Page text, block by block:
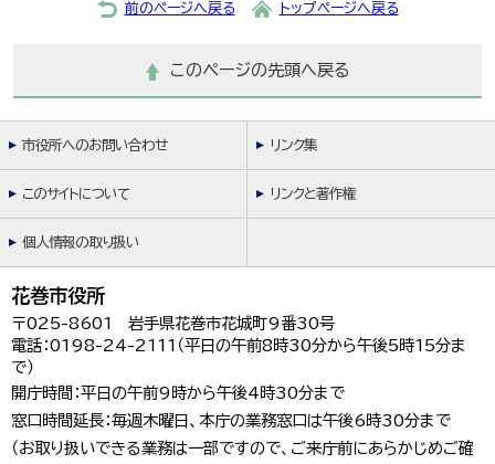
前のページへ戻る トップページへ戻る
このページの先頭へ戻る
市役所へのお問い合わせ リンク集
このサイトについて リンクと著作権
個人情報の取り扱い
花巻市役所
〒025-8601 岩手県花巻市花城町9番30号
電話：0198-24-2111（平日の午前8時30分から午後5時15分ま
で）
開庁時間：平日の午前9時から午後4時30分まで
窓口時間延長：毎週木曜日、本庁の業務窓口は午後6時30分まで
（お取り扱いできる業務は一部ですので、ご来庁前にあらかじめご確